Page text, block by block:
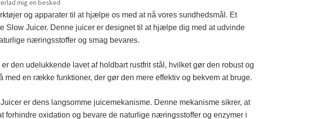
mig en besked
og apparater til at hjælpe os med at nå vores sundhedsmål. Et
Slow Juicer. Denne juicer er designet til at hjælpe dig med at udvinde
næringsstoffer og smag bevares.
den udelukkende lavet af holdbart rustfrit stål, hvilket gør den robust og
en række funktioner, der gør den mere effektiv og bekvem at bruge.
er dens langsomme juicemekanisme. Denne mekanisme sikrer, at
oxidation og bevare de naturlige næringsstoffer og enzymer i